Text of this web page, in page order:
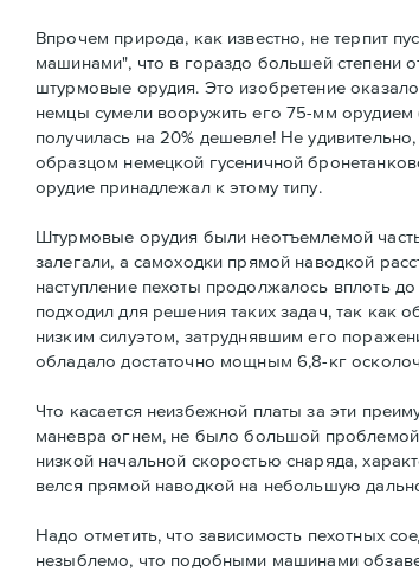
Впрочем природа, как известно, не терпит
машинами", что в гораздо большей степени
штурмовые орудия. Это изобретение
немцы сумели вооружить его 75-мм орудием
получилась на 20% дешевле! Не
образцом немецкой гусеничной
орудие принадлежал к этому типу.
Штурмовые орудия были неотъемлемой
залегали, а самоходки прямой наводкой
наступление пехоты продолжалось вплоть
подходил для решения таких задач, так как
низким силуэтом, затруднявшим его
обладало достаточно мощным 6,8-кг
Что касается неизбежной платы за эти
маневра огнем, не было большой проблемой
низкой начальной скоростью снаряда,
велся прямой наводкой на небольшую
Надо отметить, что зависимость пехотных
незыблемо, что подобными машинами